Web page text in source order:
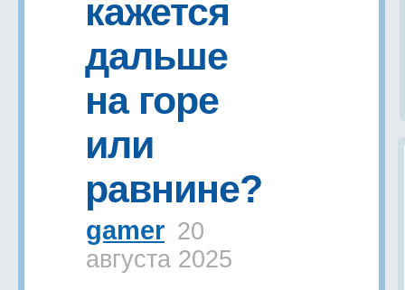
кажется
дальше
на горе
или
равнине?
gamer 20
августа 2025